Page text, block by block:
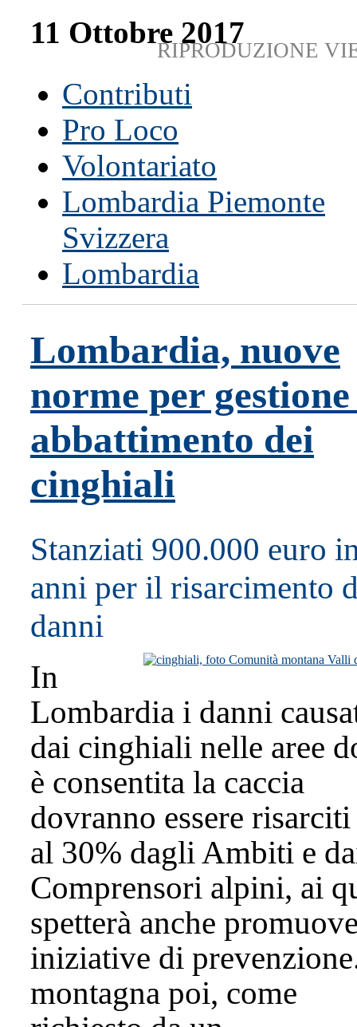
11 Ottobre 2017
RIPRODUZIONE
Contributi
Pro Loco
Volontariato
Lombardia Piemonte
Svizzera
Lombardia
Lombardia, nuove
norme per gestione
abbattimento dei
cinghiali
Stanziati 900.000 euro
anni per il risarcimento
danni
In
Lombardia i danni
dai cinghiali nelle aree
è consentita la caccia
dovranno essere
al 30% dagli Ambiti e
Comprensori alpini, ai
spetterà anche
iniziative di
montagna poi, come